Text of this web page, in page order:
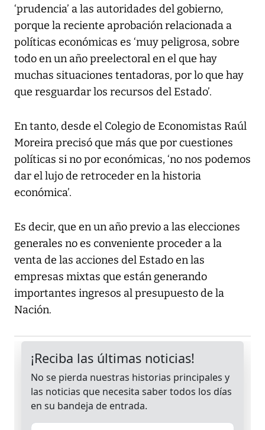
‘prudencia’ a las autoridades del gobierno,
porque la reciente aprobación relacionada a
políticas económicas es ‘muy peligrosa, sobre
todo en un año preelectoral en el que hay
muchas situaciones tentadoras, por lo que hay
que resguardar los recursos del Estado’.
En tanto, desde el Colegio de Economistas Raúl
Moreira precisó que más que por cuestiones
políticas si no por económicas, ‘no nos podemos
dar el lujo de retroceder en la historia
económica’.
Es decir, que en un año previo a las elecciones
generales no es conveniente proceder a la
venta de las acciones del Estado en las
empresas mixtas que están generando
importantes ingresos al presupuesto de la
Nación.